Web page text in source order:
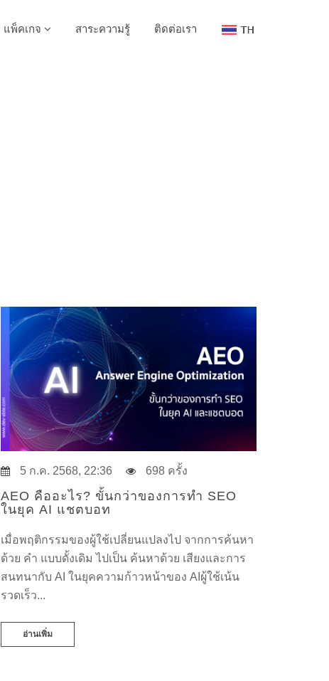
แพ็คเกจ สาระความรู้ ติดต่อเรา
5 ก.ค. 2568, 22:36 698 ครั้ง
AEO คืออะไร? ขั้นกว่าของการทำ SEO
ในยุค AI แชตบอท
เมื่อพฤติกรรมของผู้ใช้เปลี่ยนแปลงไป จากการค้นหา
ด้วย คำ แบบดั้งเดิม ไปเป็น ค้นหาด้วย เสียงและการ
สนทนากับ AI ในยุคความก้าวหน้าของ AIผู้ใช้เน้น
รวดเร็ว...
อ่านเพิ่ม